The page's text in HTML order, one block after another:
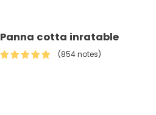
Panna cotta inratable
(854 notes)